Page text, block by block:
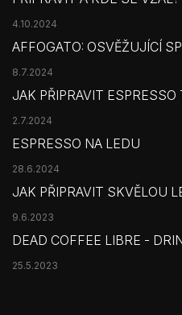
4.10.2024
AFFOGATO: OSVĚŽUJÍCÍ
8.7.2024
JAK PŘIPRAVIT ESPRESSO
2.7.2024
ESPRESSO NA LEDU
28.6.2024
JAK PŘIPRAVIT SKVĚLOU
9.6.2023
DEAD COFFEE LIBRE -
25.5.2023